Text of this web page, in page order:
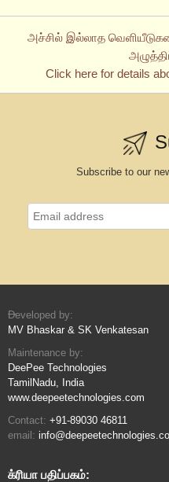
அச்சில் இல்லாத
Click here for details
Subscribe to our
Developed by:
MV Bhaskar & SK Venkatesan
Maintenance by:
DeePee Technologies
TamilNadu, India
www.deepeetechnologies.com
Contact: +91-89030 46811
email:
க்ரியா பதிப்பகம்: